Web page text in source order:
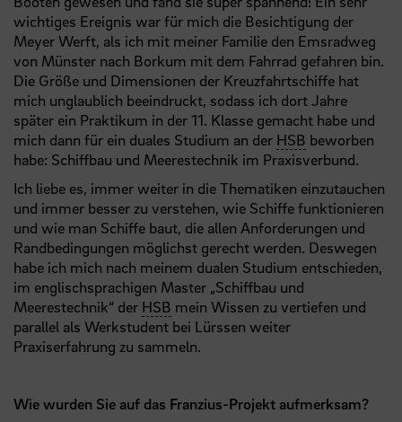
wichtiges Ereignis war für mich die Besichtigung der
Meyer Werft, als ich mit meiner Familie den Emsradweg
von Münster nach Borkum mit dem Fahrrad gefahren bin.
Die Größe und Dimensionen der Kreuzfahrtschiffe hat
mich unglaublich beeindruckt, sodass ich dort Jahre
später ein Praktikum in der 11. Klasse gemacht habe und
mich dann für ein duales Studium an der HSB beworben
habe: Schiffbau und Meerestechnik im Praxisverbund.
Ich liebe es, immer weiter in die Thematiken einzutauchen
und immer besser zu verstehen, wie Schiffe funktionieren
und wie man Schiffe baut, die allen Anforderungen und
Randbedingungen möglichst gerecht werden. Deswegen
habe ich mich nach meinem dualen Studium entschieden,
im englischsprachigen Master „Schiffbau und
Meerestechnik“ der HSB mein Wissen zu vertiefen und
parallel als Werkstudent bei Lürssen weiter
Praxiserfahrung zu sammeln.
Wie wurden Sie auf das Franzius-Projekt aufmerksam?